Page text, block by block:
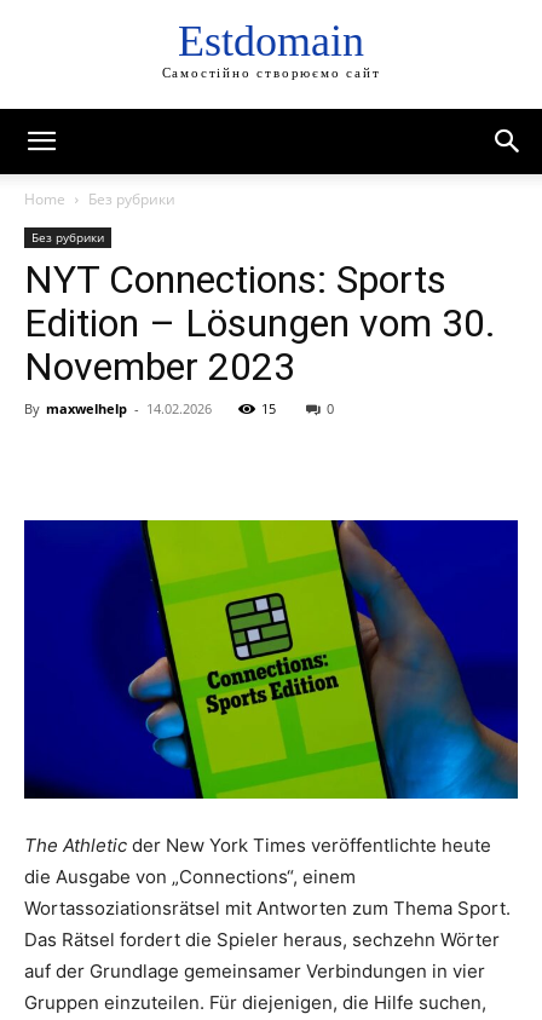
Estdomain
Самостійно створюємо сайт
Home Без рубрики
Без рубрики
NYT Connections: Sports
Edition – Lösungen vom 30.
November 2023
By maxwelhelp - 14.02.2026 15 0
The Athletic der New York Times veröffentlichte heute
die Ausgabe von „Connections“, einem
Wortassoziationsrätsel mit Antworten zum Thema Sport.
Das Rätsel fordert die Spieler heraus, sechzehn Wörter
auf der Grundlage gemeinsamer Verbindungen in vier
Gruppen einzuteilen. Für diejenigen, die Hilfe suchen,